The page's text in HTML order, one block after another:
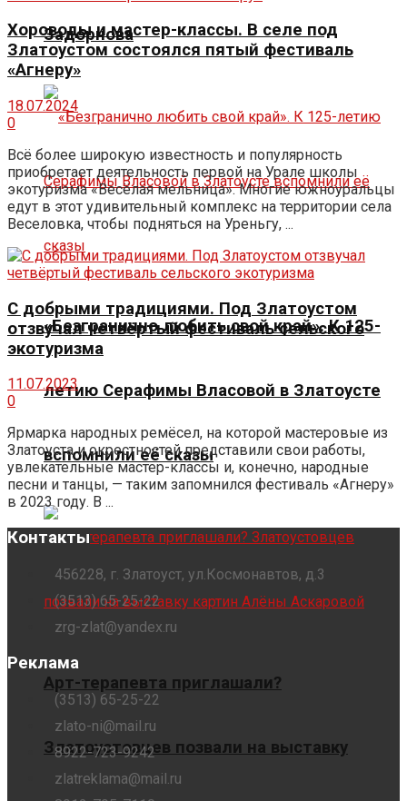
Задорнова
«Безгранично любить свой край». К 125-
летию Серафимы Власовой в Златоусте
вспомнили её сказы
Арт-терапевта приглашали?
Златоустовцев позвали на выставку
Хороводы и мастер-классы. В селе под
Златоустом состоялся пятый фестиваль
«Агнеру»
18.07.2024
0
Всё более широкую известность и популярность
приобретает деятельность первой на Урале школы
экотуризма «Весёлая мельница». Многие южноуральцы
едут в этот удивительный комплекс на территории села
Веселовка, чтобы подняться на Уреньгу, ...
С добрыми традициями. Под Златоустом
отзвучал четвёртый фестиваль сельского
экотуризма
11.07.2023
0
Ярмарка народных ремёсел, на которой мастеровые из
Златоуста и окрестностей представили свои работы,
увлекательные мастер-классы и, конечно, народные
песни и танцы, — таким запомнился фестиваль «Агнеру»
в 2023 году. В ...
Контакты
456228, г. Златоуст, ул.Космонавтов, д.3
(3513) 65-25-22
zrg-zlat@yandex.ru
Реклама
(3513) 65-25-22
zlato-ni@mail.ru
8922-723-9242
zlatreklama@mail.ru